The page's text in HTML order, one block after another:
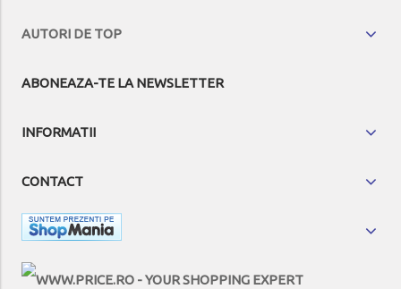
AUTORI DE TOP
ABONEAZA-TE LA NEWSLETTER
INFORMATII
CONTACT